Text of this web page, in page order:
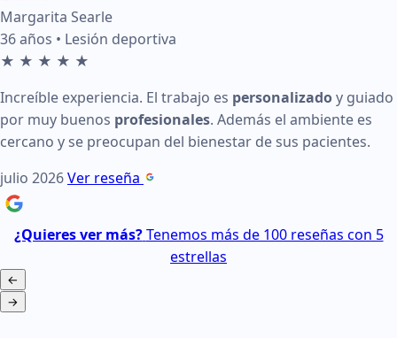
Margarita Searle
36 años • Lesión deportiva
★ ★ ★ ★ ★
Increíble experiencia. El trabajo es personalizadoy guiado
por muy buenos profesionales. Además el ambiente es
cercano y se preocupan del bienestar de sus pacientes.
julio 2026Ver reseña
¿Quieres ver más? Tenemos más de 100 reseñas con 5
estrellas
Abrir reseñas en Google
←
→